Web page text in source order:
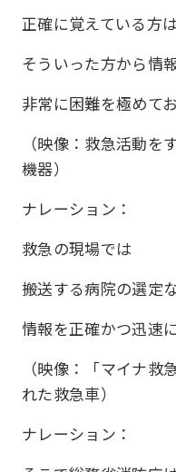
正確に覚えている方
そういった方から情
非常に困難を極めて
（映像：救急活動を
機器）
ナレーション：
救急の現場では
搬送する病院の選定
情報を正確かつ迅速
（映像：「マイナ救
れた救急車）
ナレーション：